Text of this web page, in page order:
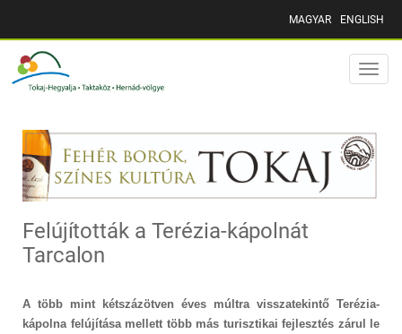
MAGYAR ENGLISH
Toggle
Felújították a Terézia-kápolnát
Tarcalon
A több mint kétszázötven éves múltra visszatekintő Terézia-
kápolna felújítása mellett több más turisztikai fejlesztés zárul le